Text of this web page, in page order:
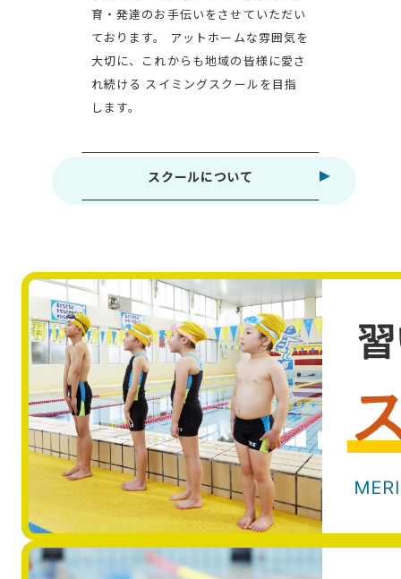
育・発達のお手伝いをさせていただい
ております。
アットホームな雰囲気を
大切に、これからも地域の皆様に愛さ
れ続ける スイミングスクールを目指
します。
スクールについて